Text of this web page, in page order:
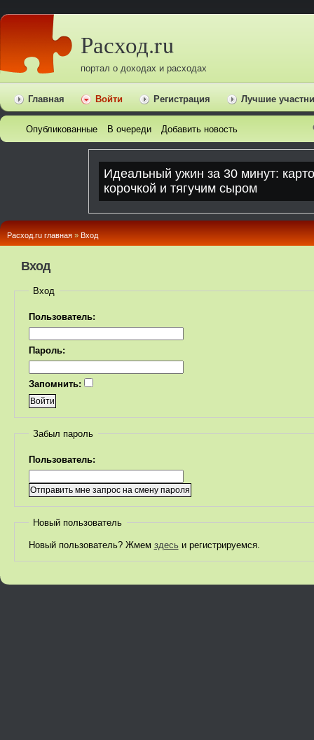
Расход.ru
портал о доходах и расходах
Главная Войти Регистрация Лучшие
Опубликованные В очереди Добавить новость
Расход.ru главная » Вход
Вход
Вход
Пользователь:
Пароль:
Запомнить:
Забыл пароль
Пользователь:
Новый пользователь
Новый пользователь? Жмем здесьи регистрируемся.